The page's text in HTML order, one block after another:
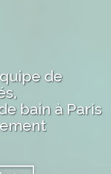
de
bainà Paris